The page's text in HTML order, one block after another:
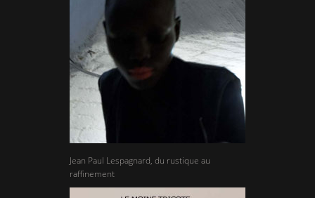
Jean Paul Lespagnard, du rustique au
raffinement